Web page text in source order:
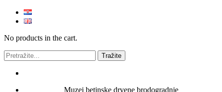
No products in the cart.
Muzej betinske drvene brodogradnje